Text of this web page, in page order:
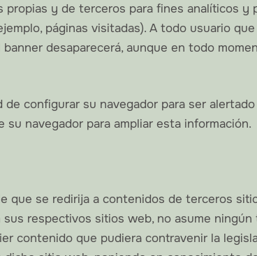
y de terceros para fines analíticos
páginas visitadas). A todo usuario
desaparecerá, aunque en todo
de configurar su navegador para ser
navegador para ampliar esta información.
que se redirija a contenidos de terceros
respectivos sitios web, no asume
contenido que pudiera contravenir la